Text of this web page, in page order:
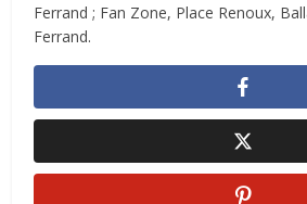
Ferrand ; Fan Zone, Place Renoux,
Ferrand.